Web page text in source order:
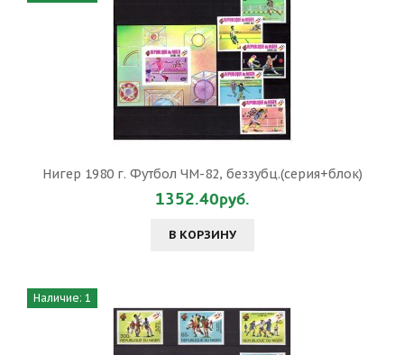
Нигер 1980 г. Футбол ЧМ-82, беззубц.(серия+блок)
1352.40руб.
В КОРЗИНУ
Наличие: 1